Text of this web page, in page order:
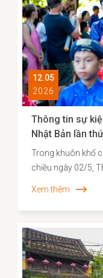
12.05
2026
Thông tin sự
Nhật Bản lần
Trong khuôn khổ
chiều ngày 02/5,
Sanae đã bày tỏ
hóa thế giới Hội
mà cộng đồng
tích Chùa Cầu vừa
tác của Nhật Bản
Xem thêm